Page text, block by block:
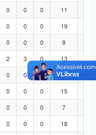
0 0 0 11
0 0 0 19
0 0 0 9
2 3 0 13
0 0 0 12
0 0 0 15
0 0 0 7
0 0 0 18